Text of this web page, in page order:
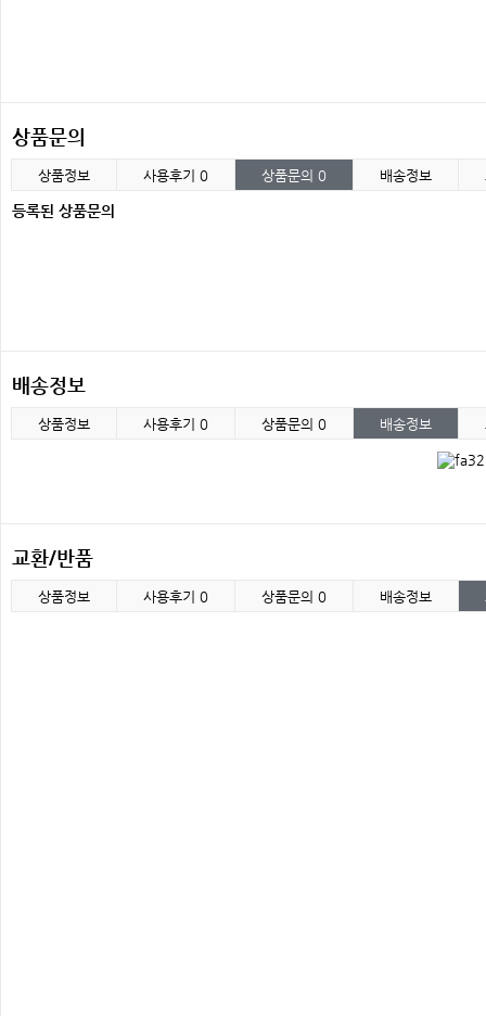
상품문의
상품정보 사용후기 0 상품문의 0 배송정보
등록된 상품문의
배송정보
상품정보 사용후기 0 상품문의 0 배송정보
교환/반품
상품정보 사용후기 0 상품문의 0 배송정보